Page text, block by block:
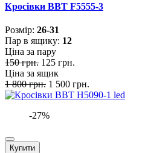
Кросівки BBT F5555-3
Розмiр: 26-31
Пар в ящику: 12
Ціна за пару
150 грн. 125 грн.
Ціна за ящик
1 800 грн. 1 500 грн.
-27%
Купити